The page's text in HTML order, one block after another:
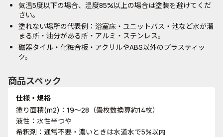
気温5度以下の場合、湿度85%以上の場合は塗装を避けてくだ
さい。
塗れない場所の代表例：浴室床・ユニットバス・池など水が溜
まる所・油分がある所・アルミ・ステンレス。
磁器タイル・化粧合板・アクリルやABS以外のプラスティッ
ク。
商品スペック
仕様・規格
塗り面積(m2)：19～28（畳枚数換算約14枚）
液性：水性半つや
希釈剤：通常不要・濃いときは水道水で5%以内